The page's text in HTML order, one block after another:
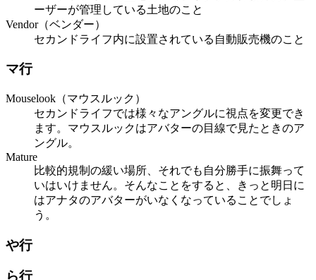
ーザーが管理している土地のこと
Vendor（ベンダー）
セカンドライフ内に設置されている自動販売機のこと
マ行
Mouselook（マウスルック）
セカンドライフでは様々なアングルに視点を変更でき
ます。マウスルックはアバターの目線で見たときのア
ングル。
Mature
比較的規制の緩い場所、それでも自分勝手に振舞って
いはいけません。そんなことをすると、きっと明日に
はアナタのアバターがいなくなっていることでしょ
う。
や行
ら行